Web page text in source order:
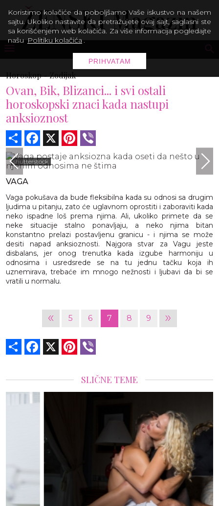
Horoskop -Zodijak
Ovan, Bik, Blizanci... i svi ostali
horoskopski znaci kada nastupi
anksioznost
Share Facebook Pinterest
shutterstock
VAGA
Vaga pokušava da bude fleksibilna kada su odnosi sa drugim
ljudima u pitanju, zato će uglavnom oprostiti i zaboraviti kada
neko ispadne loš prema njima. Ali, ukoliko primete da se
neke situacije stalno ponavljaju, a neko njima bitan
konstantno prelazi postavljenu granicu - i njima se može
desiti napad anksioznosti. Najgora stvar za Vagu jeste
disbalans, jer onog trenutka kada izgube harmoniju u
odnosima i usredsrede se na tu jednu tačku koja ih
uznemirava, trebaće im mnogo nežnosti i ljubavi da bi se
vratili u normalu.
« 5 6 7 8 9 »
Share Facebook Pinterest
SLIČNE TEME
Koristimo kolačiće da poboljšamo Vaše iskustvo na našem
sajtu. Ukoliko nastavite da pretražujete ovaj sajt, saglasni ste
sa korišćenjem web kolačića. Za više informacija pogledajte
našu Politiku kolačića .
PRIHVATAM